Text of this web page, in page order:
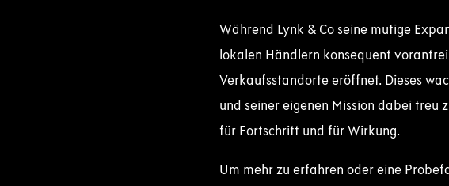
Während Lynk & Co seine mutige
lokalen Händlern konsequent
Verkaufsstandorte eröffnet. Dieses
und seiner eigenen Mission dabei
für Fortschritt und für Wirkung.
Um mehr zu erfahren oder eine